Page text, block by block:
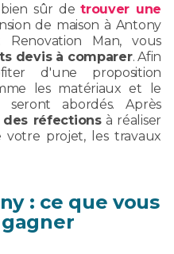
bien sûr detrouver une
de maison à Antony
Man, vous
devis à comparer. Afin
d'une proposition
les matériaux et le
abordés. Après
réfectionsà réaliser
projet, les travaux
: ce que vous
gagner